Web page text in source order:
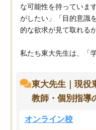
な可能性を持っていま
がしたい」「目的意識
的な欲求が見て取れる
私たち東大先生は、「学
東大先生｜現役
教師・個別指導
オンライン校